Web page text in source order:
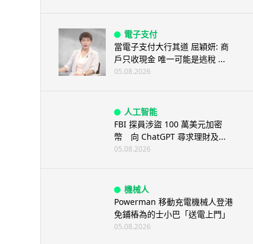
電子支付
當電子支付大行其道 屈穎妍: 商
戶只收現金 唯一可能是逃稅 ...
05.08.2026
人工智能
FBI 探員涉盜 100 萬美元加密
幣 向 ChatGPT 尋求理財及...
05.08.2026
機械人
Powerman 移動充電機械人登港
免鋪樁為的士小巴「送電上門」
05.08.2026